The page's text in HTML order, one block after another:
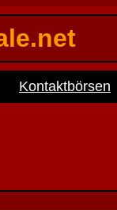
Kontaktbörsen